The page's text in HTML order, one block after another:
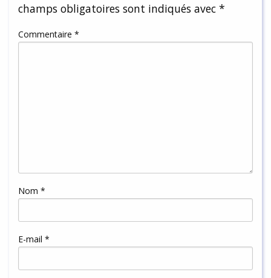
champs obligatoires sont indiqués avec *
Commentaire *
Nom *
E-mail *